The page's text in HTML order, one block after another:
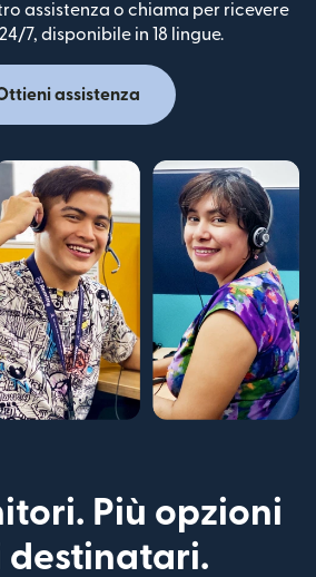
assistenza o chiama per ricevere
7, disponibile in 18 lingue.
assistenza
Più opzioni
destinatari.